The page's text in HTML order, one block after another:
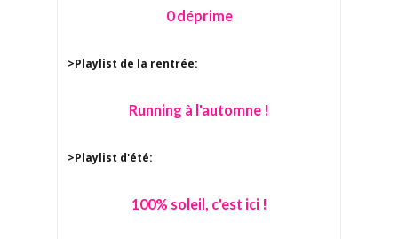
0 déprime
>Playlist de la rentrée:
Running à l'automne !
>Playlist d'été:
100% soleil, c'est ici !